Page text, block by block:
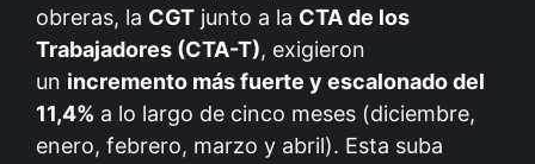
obreras, la CGT junto a la CTA de los
Trabajadores (CTA-T), exigieron
un incremento más fuerte y escalonado del
11,4% a lo largo de cinco meses (diciembre,
enero, febrero, marzo y abril). Esta suba